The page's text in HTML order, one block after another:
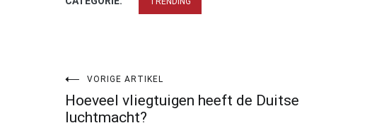
Bericht
navigatie
VORIGE ARTIKEL
Hoeveel vliegtuigen heeft de Duitse
luchtmacht?